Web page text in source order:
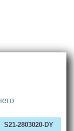
S21-2803020-DY